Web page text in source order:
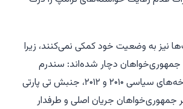
نیز به وضعیت خود کمکی نمی‌کنند، زیرا
جمهوری‌خواهان دچار شده‌اند: سندرم
کیفیت نامزد. در چرخه‌های سیاسی ۲۰۱۰ و ۲۰۱۲، جنبش تی پارتی
جمهوری‌خواهان جریان اصلی و طرفدار